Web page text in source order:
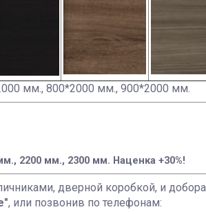
мм., 800*2000 мм., 900*2000 мм.
2200 мм., 2300 мм. Наценка +30%!
дверной коробкой, и
, или позвонив по телефонам: